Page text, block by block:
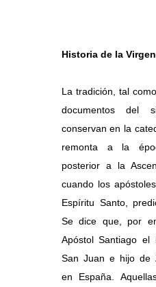
Historia de la
La tradición, tal
documentos del
conservan en la
remonta a la
posterior a la
cuando los
Espíritu Santo,
Se dice que, por
Apóstol Santiago el
San Juan e hijo de
en España.